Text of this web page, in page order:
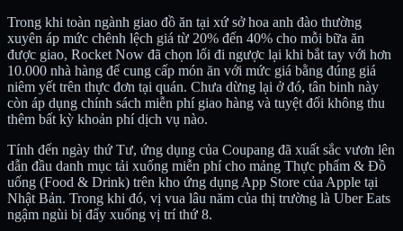
Trong khi toàn ngành giao đồ ăn tại xứ sở hoa anh đào thường
xuyên áp mức chênh lệch giá từ 20% đến 40% cho mỗi bữa ăn
được giao, Rocket Now đã chọn lối đi ngược lại khi bắt tay với hơn
10.000 nhà hàng để cung cấp món ăn với mức giá bằng đúng giá
niêm yết trên thực đơn tại quán. Chưa dừng lại ở đó, tân binh này
còn áp dụng chính sách miễn phí giao hàng và tuyệt đối không thu
thêm bất kỳ khoản phí dịch vụ nào.
Tính đến ngày thứ Tư, ứng dụng của Coupang đã xuất sắc vươn lên
dẫn đầu danh mục tải xuống miễn phí cho mảng Thực phẩm & Đồ
uống (Food & Drink) trên kho ứng dụng App Store của Apple tại
Nhật Bản. Trong khi đó, vị vua lâu năm của thị trường là Uber Eats
ngậm ngùi bị đẩy xuống vị trí thứ 8.